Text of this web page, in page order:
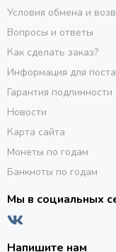
Условия обмена и
Вопросы и ответы
Как сделать заказ?
Информация для
Гарантия подлинности
Новости
Карта сайта
Монеты по годам
Банкноты по годам
Мы в социальных
Напишите нам